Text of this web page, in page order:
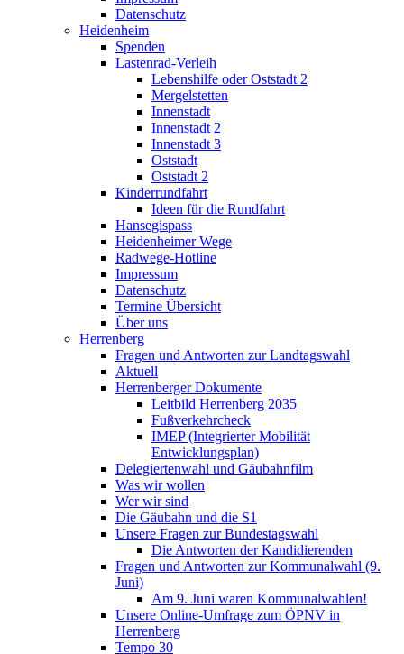
Datenschutz
Heidenheim
Spenden
Lastenrad-Verleih
Lebenshilfe oder Oststadt 2
Mergelstetten
Innenstadt
Innenstadt 2
Innenstadt 3
Oststadt
Oststadt 2
Kinderrundfahrt
Ideen für die Rundfahrt
Hansegispass
Heidenheimer Wege
Radwege-Hotline
Impressum
Datenschutz
Termine Übersicht
Über uns
Herrenberg
Fragen und Antworten zur Landtagswahl
Aktuell
Herrenberger Dokumente
Leitbild Herrenberg 2035
Fußverkehrcheck
IMEP (Integrierter Mobilität
Entwicklungsplan)
Delegiertenwahl und Gäubahnfilm
Was wir wollen
Wer wir sind
Die Gäubahn und die S1
Unsere Fragen zur Bundestagswahl
Die Antworten der Kandidierenden
Fragen und Antworten zur Kommunalwahl (9.
Juni)
Am 9. Juni waren Kommunalwahlen!
Unsere Online-Umfrage zum ÖPNV in
Herrenberg
Tempo 30